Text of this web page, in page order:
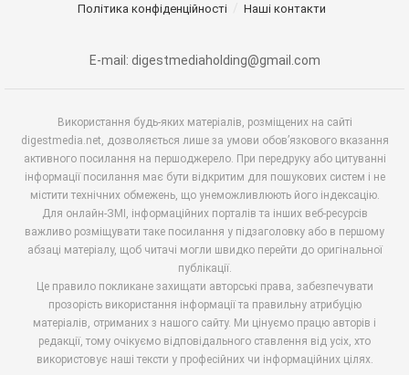
Політика конфіденційності
Наші контакти
E-mail: digestmediaholding@gmail.com
Використання будь-яких матеріалів, розміщених на сайті
digestmedia.net, дозволяється лише за умови обов’язкового вказання
активного посилання на першоджерело. При передруку або цитуванні
інформації посилання має бути відкритим для пошукових систем і не
містити технічних обмежень, що унеможливлюють його індексацію.
Для онлайн-ЗМІ, інформаційних порталів та інших веб-ресурсів
важливо розміщувати таке посилання у підзаголовку або в першому
абзаці матеріалу, щоб читачі могли швидко перейти до оригінальної
публікації.
Це правило покликане захищати авторські права, забезпечувати
прозорість використання інформації та правильну атрибуцію
матеріалів, отриманих з нашого сайту. Ми цінуємо працю авторів і
редакції, тому очікуємо відповідального ставлення від усіх, хто
використовує наші тексти у професійних чи інформаційних цілях.